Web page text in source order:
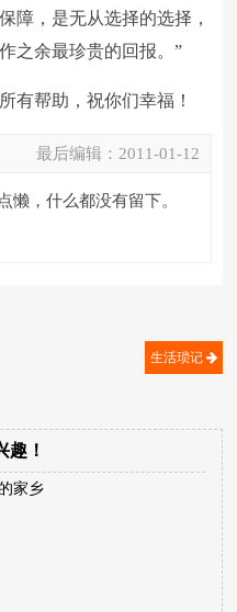
障，是无从选择的选择，
之余最珍贵的回报。”
有帮助，祝你们幸福！
最后编辑： 2011-01-12
懒，什么都没有留下。
生活琐记
趣！
家乡